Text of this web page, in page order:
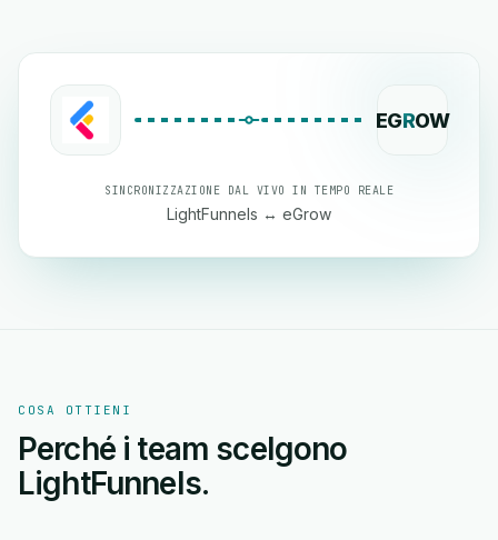
EGROW
SINCRONIZZAZIONE DAL VIVO IN TEMPO REALE
LightFunnels ↔ eGrow
COSA OTTIENI
Perché i team scelgono
LightFunnels.